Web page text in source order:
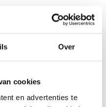
Over
cookies
en advertenties te